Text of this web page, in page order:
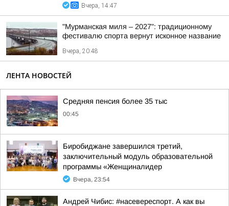
Вчера, 14:47
"Мурманская миля – 2027": традиционному
фестивалю спорта вернут исконное название
Вчера, 20:48
ЛЕНТА НОВОСТЕЙ
Средняя пенсия более 35 тыс
00:45
Биробиджане завершился третий,
заключительный модуль образовательной
программы «Женщиналидер
Вчера, 23:54
Андрей Чибис: #насевереспорт. А как вы